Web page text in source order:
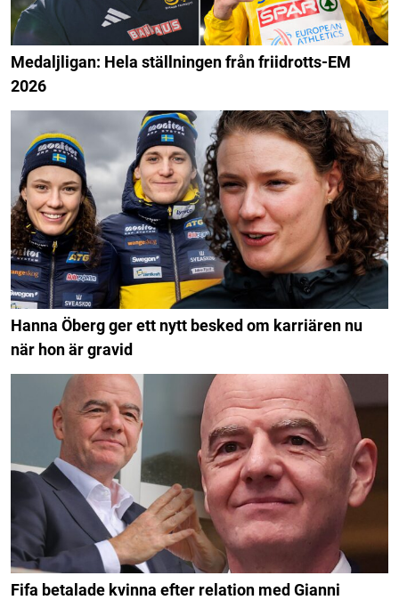
Medaljligan: Hela ställningen från friidrotts-EM
2026
Hanna Öberg ger ett nytt besked om karriären nu
när hon är gravid
Fifa betalade kvinna efter relation med Gianni